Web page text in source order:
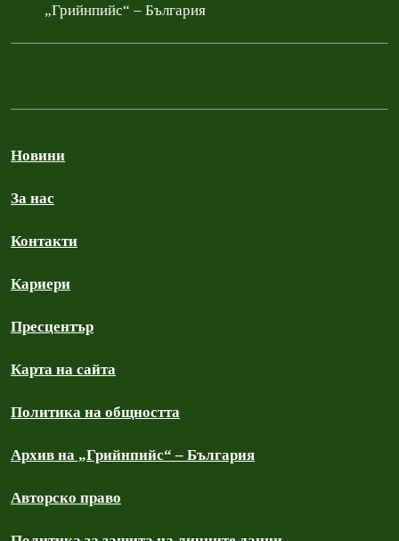
„Грийнпийс“ – България
Новини
За нас
Контакти
Кариери
Пресцентър
Карта на сайта
Политика на общността
Архив на „Грийнпийс“ – България
Авторско право